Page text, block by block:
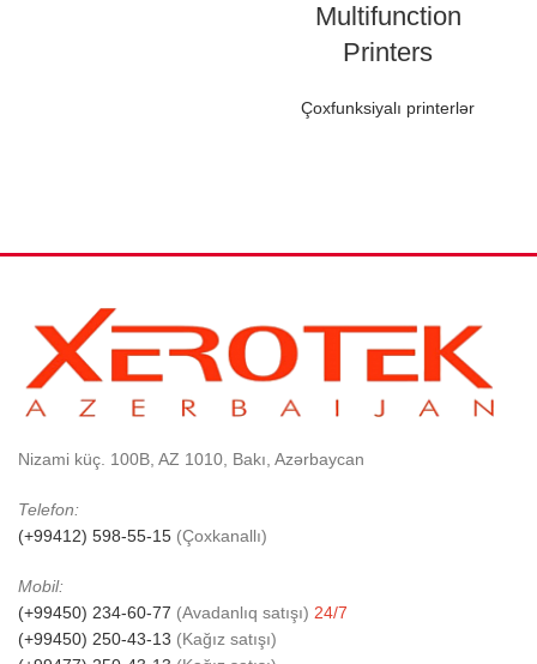
Multifunction
Printers
Çoxfunksiyalı printerlər
Nizami küç. 100B, AZ 1010, Bakı, Azərbaycan
Telefon:
(+99412) 598-55-15 (Çoxkanallı)
Mobil:
(+99450) 234-60-77 (Avadanlıq satışı) 24/7
(+99450) 250-43-13 (Kağız satışı)